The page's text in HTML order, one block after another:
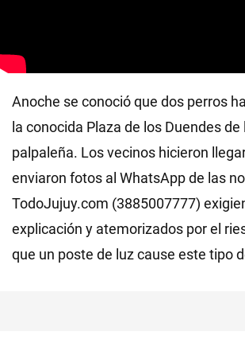
Anoche se conoció que dos perros
la conocida Plaza de los Duendes de
palpaleña. Los vecinos hicieron
enviaron fotos al WhatsApp de las
TodoJujuy.com (3885007777)
explicación y atemorizados por el
que un poste de luz cause este tipo